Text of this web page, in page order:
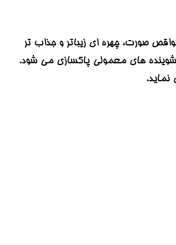
صورت، چهره ای زیباتر و جذاب تر
شوینده های معمولی پاکسازی می شود.
نماید.